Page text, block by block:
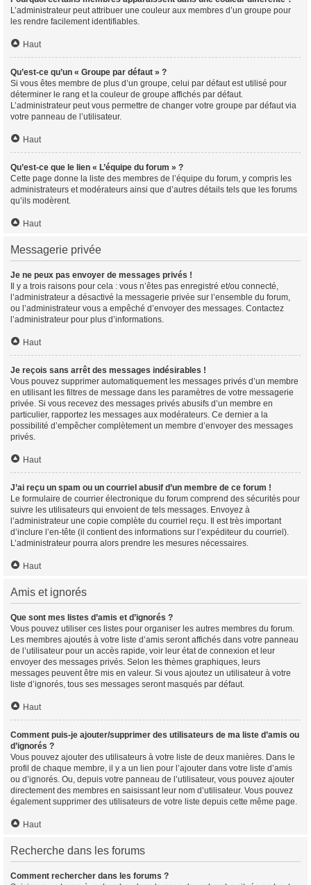
L’administrateur peut attribuer une couleur aux membres d’un groupe pour
les rendre facilement identifiables.
Haut
Qu’est-ce qu’un « Groupe par défaut » ?
Si vous êtes membre de plus d’un groupe, celui par défaut est utilisé pour
déterminer le rang et la couleur de groupe affichés par défaut.
L’administrateur peut vous permettre de changer votre groupe par défaut via
votre panneau de l’utilisateur.
Haut
Qu’est-ce que le lien « L’équipe du forum » ?
Cette page donne la liste des membres de l’équipe du forum, y compris les
administrateurs et modérateurs ainsi que d’autres détails tels que les forums
qu’ils modèrent.
Haut
Messagerie privée
Je ne peux pas envoyer de messages privés !
Il y a trois raisons pour cela : vous n’êtes pas enregistré et/ou connecté,
l’administrateur a désactivé la messagerie privée sur l’ensemble du forum,
ou l’administrateur vous a empêché d’envoyer des messages. Contactez
l’administrateur pour plus d’informations.
Haut
Je reçois sans arrêt des messages indésirables !
Vous pouvez supprimer automatiquement les messages privés d’un membre
en utilisant les filtres de message dans les paramètres de votre messagerie
privée. Si vous recevez des messages privés abusifs d’un membre en
particulier, rapportez les messages aux modérateurs. Ce dernier a la
possibilité d’empêcher complètement un membre d’envoyer des messages
privés.
Haut
J’ai reçu un spam ou un courriel abusif d’un membre de ce forum !
Le formulaire de courrier électronique du forum comprend des sécurités pour
suivre les utilisateurs qui envoient de tels messages. Envoyez à
l’administrateur une copie complète du courriel reçu. Il est très important
d’inclure l’en-tête (il contient des informations sur l’expéditeur du courriel).
L’administrateur pourra alors prendre les mesures nécessaires.
Haut
Amis et ignorés
Que sont mes listes d’amis et d’ignorés ?
Vous pouvez utiliser ces listes pour organiser les autres membres du forum.
Les membres ajoutés à votre liste d’amis seront affichés dans votre panneau
de l’utilisateur pour un accès rapide, voir leur état de connexion et leur
envoyer des messages privés. Selon les thèmes graphiques, leurs
messages peuvent être mis en valeur. Si vous ajoutez un utilisateur à votre
liste d’ignorés, tous ses messages seront masqués par défaut.
Haut
Comment puis-je ajouter/supprimer des utilisateurs de ma liste d’amis ou
d’ignorés ?
Vous pouvez ajouter des utilisateurs à votre liste de deux manières. Dans le
profil de chaque membre, il y a un lien pour l’ajouter dans votre liste d’amis
ou d’ignorés. Ou, depuis votre panneau de l’utilisateur, vous pouvez ajouter
directement des membres en saisissant leur nom d’utilisateur. Vous pouvez
également supprimer des utilisateurs de votre liste depuis cette même page.
Haut
Recherche dans les forums
Comment rechercher dans les forums ?